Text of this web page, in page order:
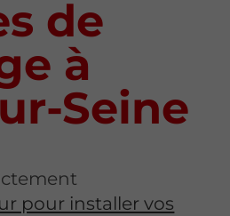
de
à
Seine
pour installer vos